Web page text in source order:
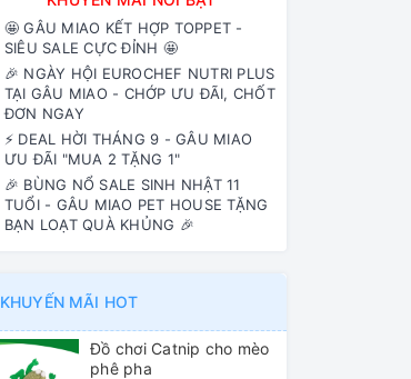
🤩 GÂU MIAO KẾT HỢP TOPPET -
SIÊU SALE CỰC ĐỈNH 🤩
🎉 NGÀY HỘI EUROCHEF NUTRI PLUS
TẠI GÂU MIAO - CHỚP ƯU ĐÃI, CHỐT
ĐƠN NGAY
⚡️ DEAL HỜI THÁNG 9 - GÂU MIAO
ƯU ĐÃI "MUA 2 TẶNG 1"
🎉 BÙNG NỔ SALE SINH NHẬT 11
TUỔI - GÂU MIAO PET HOUSE TẶNG
BẠN LOẠT QUÀ KHỦNG 🎉
KHUYẾN MÃI HOT
Đồ chơi Catnip cho mèo
phê pha